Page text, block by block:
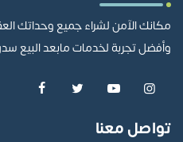
مكانك الآمن لشراء جميع وحداتك
وأفضل تجربة لخدمات مابعد
تواصل معنا